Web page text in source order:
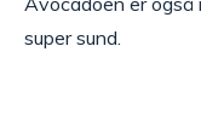
super sund.